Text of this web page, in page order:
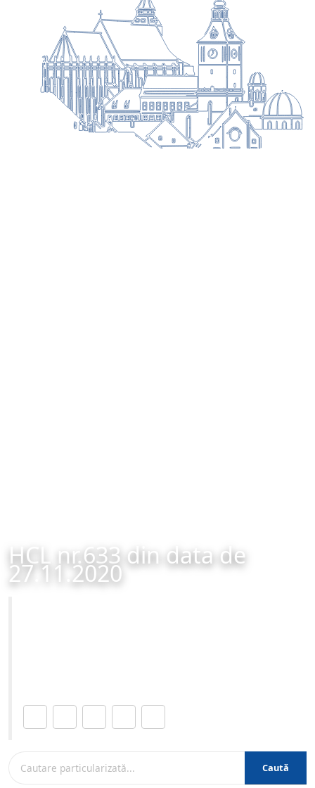
HCL nr.633 din data de
27.11.2020
Caută